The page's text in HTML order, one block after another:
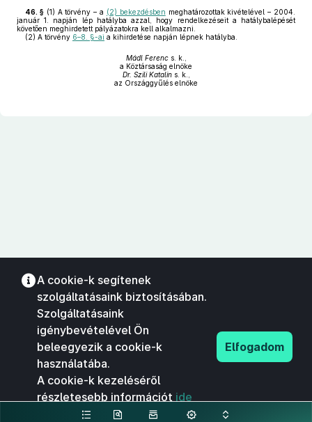
46. § (1) A törvény – a (2) bekezdésben meghatározottak kivételével – 2004.
január 1. napján lép hatályba azzal, hogy rendelkezéseit a hatálybalépését
követően meghirdetett pályázatokra kell alkalmazni.
(2) A törvény 6–8. §-ai a kihirdetése napján lépnek hatályba.
Mádl Ferencs. k.,
a Köztársaság elnöke
Dr. Szili Katalins. k.,
az Országgyűlés elnöke
A cookie-k segítenek
szolgáltatásaink biztosításában.
Szolgáltatásaink
igénybevételével Ön
beleegyezik a cookie-k
használatába.
A cookie-k kezeléséről
részletesebb információt ide
kattintva olvashat.
Elfogadom